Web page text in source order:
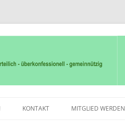
Inhalt
KONTAKT MITGLIED WERDEN